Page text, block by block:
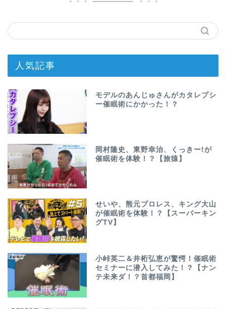
人気記事
モデルのあんじゅさんがカタレプシ
ー催眠術にかかった！？
岡村隆史、東野幸治、くっきー!が
催眠術を体験！？【旅猿】
せいや、熊元プロレス、キング大山
が催眠術を体験！？【スーパーキン
グTV】
小峠英二＆井桁弘恵が驚愕！催眠術
セミナーに潜入してみた！？【ナン
テ未来ダ！？首都福岡】